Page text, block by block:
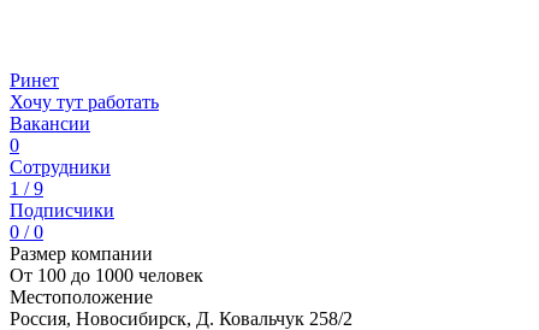
Ринет
Хочу тут работать
Вакансии
0
Сотрудники
1 / 9
Подписчики
0 / 0
Размер компании
От 100 до 1000 человек
Местоположение
Россия, Новосибирск, Д. Ковальчук 258/2